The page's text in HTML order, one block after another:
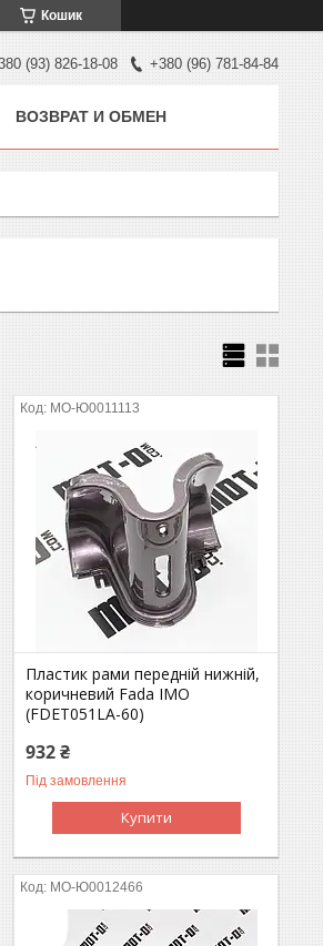
Кошик
(93) 826-18-08 +380 (96) 781-84-84
ВОЗВРАТ И ОБМЕН
MO-Ю0011113
Пластик рами передній нижній,
коричневий Fada IMO
(FDET051LA-60)
932 ₴
Під замовлення
Купити
MO-Ю0012466